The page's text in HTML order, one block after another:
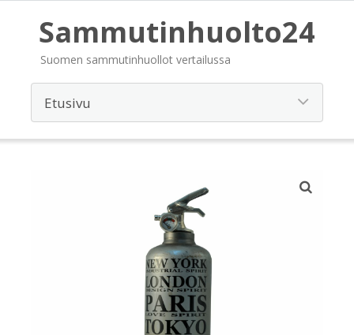
Sammutinhuolto24
Suomen sammutinhuollot vertailussa